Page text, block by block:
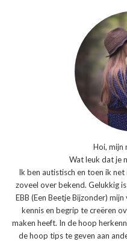
Hoi, mijn
Wat leuk dat je
Ik ben autistisch en toen ik
zoveel over bekend. Gelukkig
EBB (Een Beetje Bijzonder)
kennis en begrip te creëren
maken heeft. In de hoop
de hoop tips te geven aan